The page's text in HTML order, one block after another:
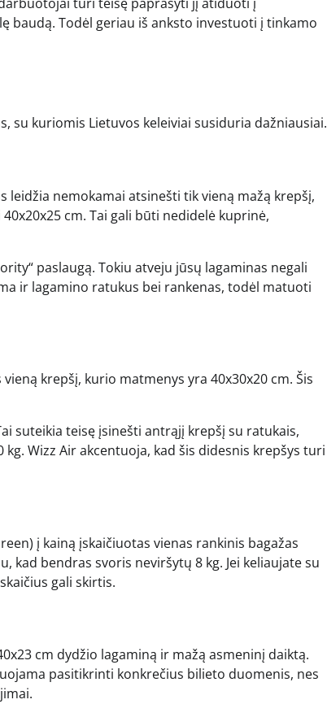
baudą. Todėl geriau iš anksto investuoti į tinkamo
su kuriomis Lietuvos keleiviai susiduria dažniausiai.
nemokamai atsinešti tik vieną mažą krepšį,
cm. Tai gali būti nedidelė kuprinė,
paslaugą. Tokiu atveju jūsų lagaminas negali
ir lagamino ratukus bei rankenas, todėl matuoti
krepšį, kurio matmenys yra 40x30x20 cm. Šis
suteikia teisę įsinešti antrąjį krepšį su ratukais,
Wizz Air akcentuoja, kad šis didesnis krepšys turi
į kainą įskaičiuotas vienas rankinis bagažas
kad bendras svoris neviršytų 8 kg. Jei keliaujate su
gali skirtis.
cm dydžio lagaminą ir mažą asmeninį daiktą.
pasitikrinti konkrečius bilieto duomenis, nes